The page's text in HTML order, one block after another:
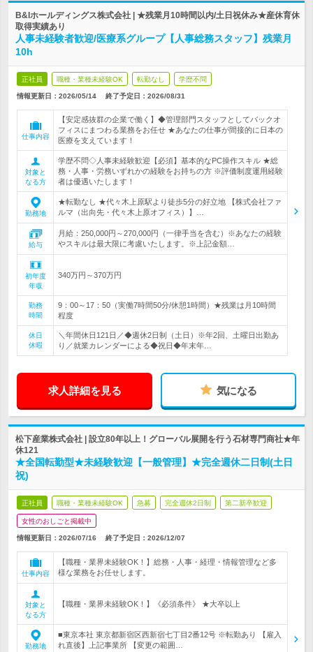
B&Iホールディングス株式会社 | ★残業月10時間以内/土日祝休み★産休育休
取得実績あり
人事未経験者歓迎/医療系グループ【人事総務スタッフ】残業月
10h
正社員 職種・業種未経験OK 転勤なし 学歴不問
情報更新日：2026/05/14 終了予定日： 2026/08/31
仕事内容
【安定感抜群の企業で働く】◆管理部門スタッフとしてバックオ
フィスにまつわる業務をお任せ ★あなたの仕事が間接的に日本の
医療を支えています！
対象と
なる方
学歴不問◇人事未経験歓迎【必須】基本的なPC操作スキル ★総
務・人事・労務いずれかの経験をお持ちの方 ※評価制度運用経験
者は優遇いたします！
勤務地
★転勤なし ★代々木上原駅より徒歩5分の好立地 【株式会社ファ
ルマ（出向先・代々木上原オフィス）】…
給与
月給：250,000円～270,000円（一律手当を含む）※あなたの経験
やスキルは最大限に考慮いたします。※上記金額…
初年度
年収
340万円～370万円
勤務
時間
9：00～17：50（実働7時間50分/休憩1時間）★残業は月10時間
程度
休日
休暇
＼年間休日121日／◆週休2日制（土日）※年2回、土曜日出勤あ
り／就業カレンダーによる◆祝日◆年末年…
求人詳細を見る 気になる
松下産業株式会社 | 設立80年以上！グローバル展開を行う石材専門商社★年
休121
★全国転勤型★未経験歓迎【一般管理】★完全週休二日制(土日
祝)
正社員 職種・業種未経験OK 急募 完全週休2日制 第二新卒歓迎
女性のおしごと掲載中
情報更新日：2026/07/16 終了予定日： 2026/12/07
仕事内容
【職種・業界未経験OK！】総務・人事・経理・情報管理など多
様な業務をお任せします。
対象と
なる方
【職種・業界未経験OK！】《必須条件》 ★大卒以上
勤務地
■東京本社 東京都新宿区西新宿七丁目2番12号 ※転勤あり 【雇入
れ直後】上記事業所 【変更の範囲…